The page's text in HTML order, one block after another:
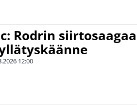
Rodrin
12:00